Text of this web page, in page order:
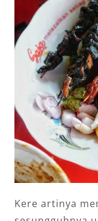
Kere artinya